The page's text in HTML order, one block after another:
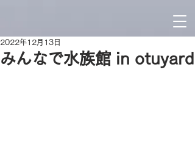
みんなで水族館 in otuyard
2022年12月13日